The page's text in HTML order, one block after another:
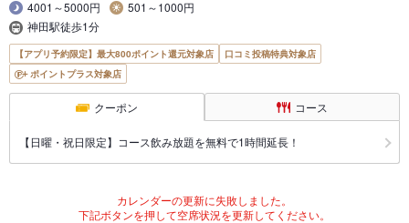
4001～5000円
501～1000円
神田駅徒歩1分
【アプリ予約限定】最大800ポイント還元対象店
口コミ投稿特典対象店
ポイントプラス対象店
クーポン コース
【日曜・祝日限定】コース飲み放題を無料で1時間延長！
カレンダーの更新に失敗しました。
下記ボタンを押して空席状況を更新してください。